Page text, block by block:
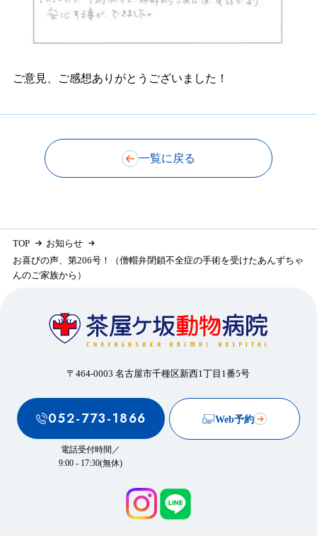
ご意見、ご感想ありがとうございました！
一覧に戻る
TOP
お知らせ
お喜びの声、第206号！（僧帽弁閉鎖不全症の手術を受けたあんずちゃ
んのご家族から）
〒464-0003 名古屋市千種区新西1丁目1番5号
052-773-1866
電話受付時間／
9:00 - 17:30(無休)
Web予約